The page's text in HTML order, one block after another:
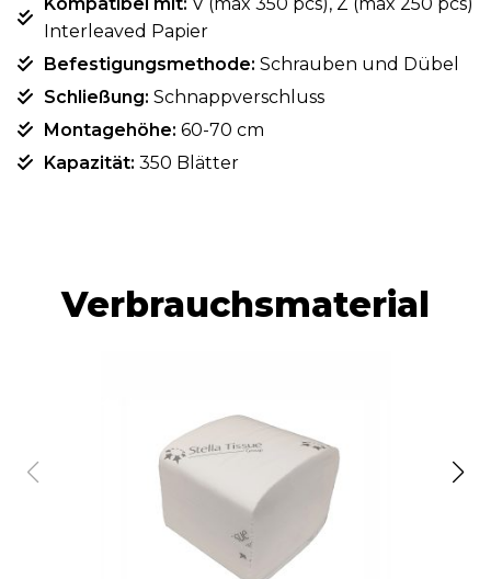
Interleaved Papier
Befestigungsmethode: Schrauben und Dübel
Schließung: Schnappverschluss
Montagehöhe: 60-70 cm
Kapazität: 350 Blätter
Verbrauchsmaterial